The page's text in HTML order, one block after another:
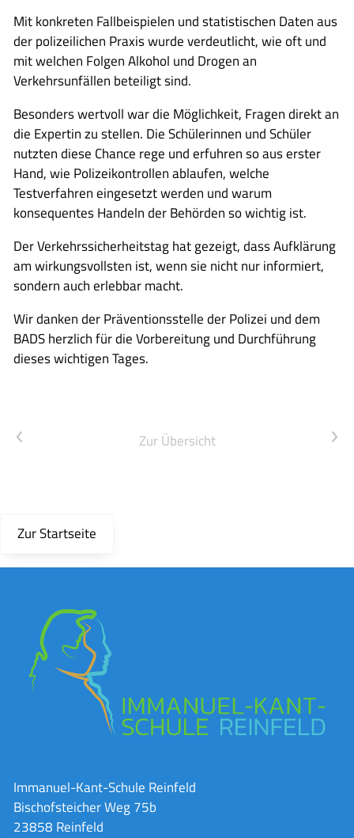
Mit konkreten Fallbeispielen und statistischen Daten aus
der polizeilichen Praxis wurde verdeutlicht, wie oft und
mit welchen Folgen Alkohol und Drogen an
Verkehrsunfällen beteiligt sind.
Besonders wertvoll war die Möglichkeit, Fragen direkt an
die Expertin zu stellen. Die Schülerinnen und Schüler
nutzten diese Chance rege und erfuhren so aus erster
Hand, wie Polizeikontrollen ablaufen, welche
Testverfahren eingesetzt werden und warum
konsequentes Handeln der Behörden so wichtig ist.
Der Verkehrssicherheitstag hat gezeigt, dass Aufklärung
am wirkungsvollsten ist, wenn sie nicht nur informiert,
sondern auch erlebbar macht.
Wir danken der Präventionsstelle der Polizei und dem
BADS herzlich für die Vorbereitung und Durchführung
dieses wichtigen Tages.
Vorheriger Artikel Zur Übersicht Nächster Artikel
Zur Startseite
Immanuel-Kant-Schule Reinfeld
Bischofsteicher Weg 75b
23858 Reinfeld